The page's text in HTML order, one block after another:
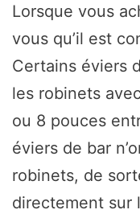
Lorsque vous
vous qu’il est
Certains éviers
les robinets
ou 8 pouces
éviers de bar
robinets, de
directement sur